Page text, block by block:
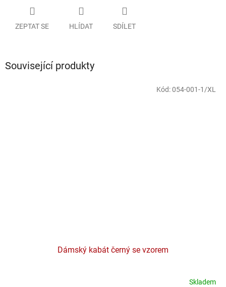
ZEPTAT SE HLÍDAT SDÍLET
Související produkty
Dámský kabát černý se vzorem
Skladem
Kód:054-001-1/XL